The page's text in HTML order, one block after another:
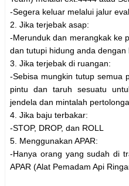
-Segera keluar melalui jalur
2. Jika terjebak asap:
-Merunduk dan merangkak ke
dan tutupi hidung anda
3. Jika terjebak di ruangan:
-Sebisa mungkin tutup semua
pintu dan taruh sesuatu
jendela dan mintalah
4. Jika baju terbakar:
-STOP, DROP, dan ROLL
5. Menggunakan APAR:
-Hanya orang yang sudah di
APAR (Alat Pemadam Api